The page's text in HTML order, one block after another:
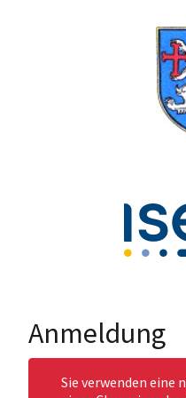
Anmeldung
Sie verwenden